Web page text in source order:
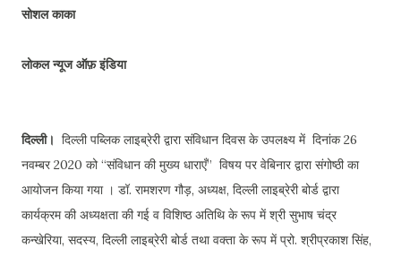
सोशल काका
लोकल न्यूज ऑफ़ इंडिया
दिल्ली। दिल्ली पब्लिक लाइब्रेरी द्वारा संविधान दिवस के उपलक्ष्य में दिनांक 26
नवम्बर 2020 को “संविधान की मुख्य धाराएँ” विषय पर वेबिनार द्वारा संगोष्ठी का
आयोजन किया गया । डॉ. रामशरण गौड़, अध्यक्ष, दिल्ली लाइब्रेरी बोर्ड द्वारा
कार्यक्रम की अध्यक्षता की गई व विशिष्ठ अतिथि के रूप में श्री सुभाष चंद्र
कन्खेरिया, सदस्य, दिल्ली लाइब्रेरी बोर्ड तथा वक्ता के रूप में प्रो. श्रीप्रकाश सिंह,